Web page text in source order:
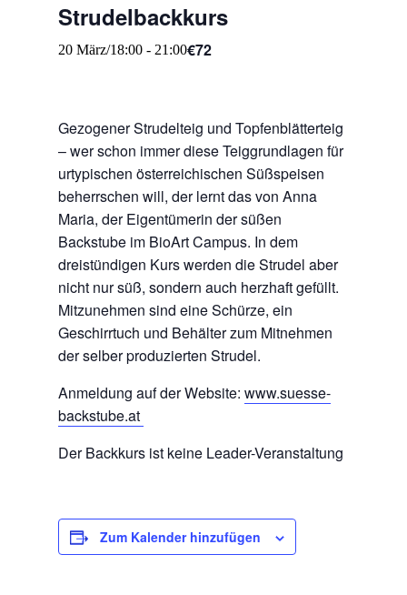
Strudelbackkurs
20 März/18:00 - 21:00€72
Gezogener Strudelteig und Topfenblätterteig
– wer schon immer diese Teiggrundlagen für
urtypischen österreichischen Süßspeisen
beherrschen will, der lernt das von Anna
Maria, der Eigentümerin der süßen
Backstube im BioArt Campus. In dem
dreistündigen Kurs werden die Strudel aber
nicht nur süß, sondern auch herzhaft gefüllt.
Mitzunehmen sind eine Schürze, ein
Geschirrtuch und Behälter zum Mitnehmen
der selber produzierten Strudel.
Anmeldung auf der Website: www.suesse-
backstube.at
Der Backkurs ist keine Leader-Veranstaltung
Zum Kalender hinzufügen